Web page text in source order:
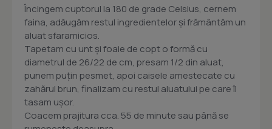
Încingem cuptorul la 180 de grade Celsius, cernem
faina, adăugăm restul ingredientelor și frământăm un
aluat sfaramicios.
Tapetam cu unt și foaie de copt o formă cu
diametrul de 26/22 de cm, presam 1/2 din aluat,
punem puțin pesmet, apoi caisele amestecate cu
zahărul brun, finalizam cu restul aluatului pe care îl
tasam ușor.
Coacem prajitura cca. 55 de minute sau până se